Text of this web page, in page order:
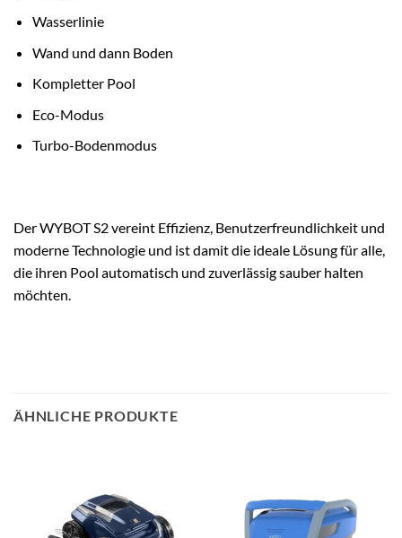
Wasserlinie
Wand und dann Boden
Kompletter Pool
Eco-Modus
Turbo-Bodenmodus
Der WYBOT S2 vereint Effizienz, Benutzerfreundlichkeit und
moderne Technologie und ist damit die ideale Lösung für alle,
die ihren Pool automatisch und zuverlässig sauber halten
möchten.
ÄHNLICHE PRODUKTE